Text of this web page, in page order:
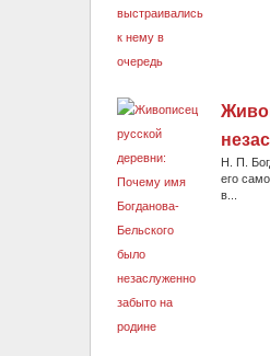
Н. П.
его
в...